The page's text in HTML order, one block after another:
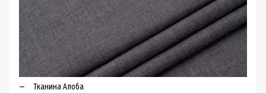
Тканина Алоба